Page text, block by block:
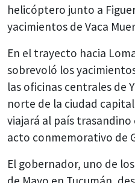
helicóptero junto a
yacimientos de Vaca
En el trayecto hacia
sobrevoló los
las oficinas centrales de
norte de la ciudad
viajará al país
acto conmemorativo de
El gobernador, uno de